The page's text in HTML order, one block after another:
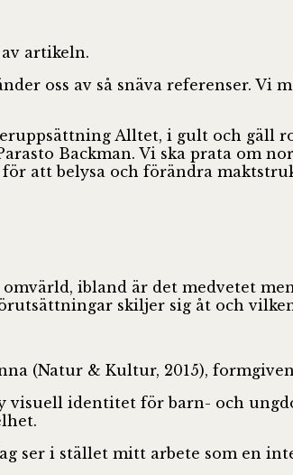
artikeln.
oss av så snäva referenser. Vi
Alltet, i gult och gäll
Backman. Vi ska prata om
att belysa och förändra
ibland är det medvetet
skiljer sig åt och
(Natur & Kultur, 2015),
visuell identitet för barn- och
ser i stället mitt arbete som en